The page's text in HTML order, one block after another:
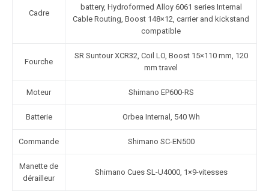
Cadre
battery, Hydroformed Alloy 6061 series Internal
Cable Routing, Boost 148×12, carrier and kickstand
compatible
Fourche
SR Suntour XCR32, Coil LO, Boost 15×110 mm, 120
mm travel
Moteur Shimano EP600-RS
Batterie Orbea Internal, 540 Wh
Commande Shimano SC-EN500
Manette de
dérailleur
Shimano Cues SL-U4000, 1×9-vitesses